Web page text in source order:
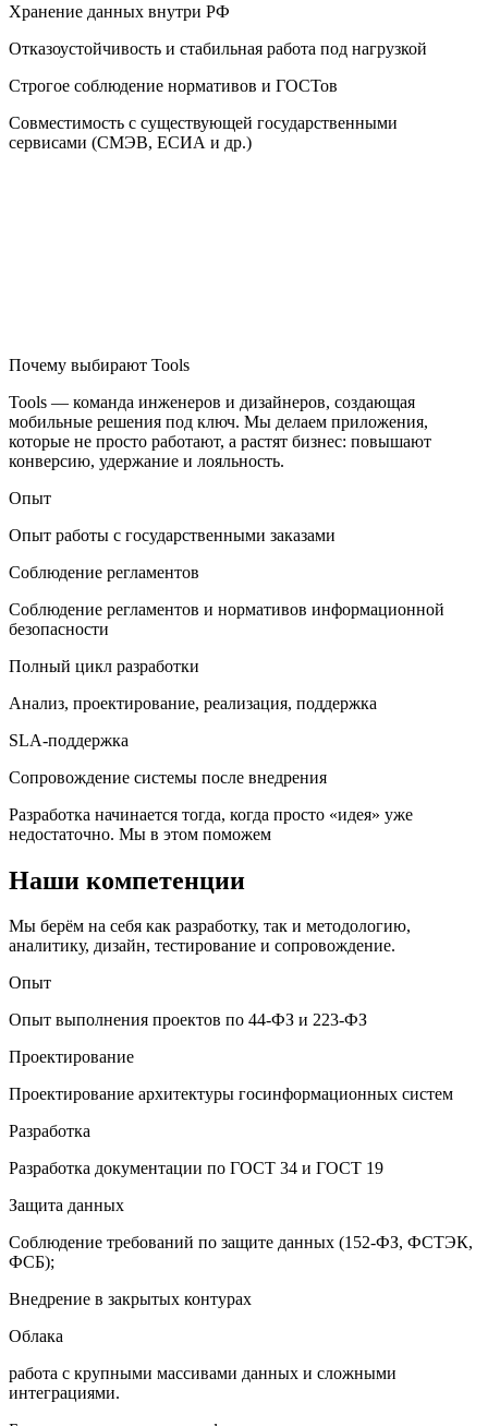
Хранение данных внутри РФ
Отказоустойчивость и стабильная работа под нагрузкой
Строгое соблюдение нормативов и ГОСТов
Совместимость с существующей государственными
сервисами (СМЭВ, ЕСИА и др.)
Почему выбирают Tools
Tools — команда инженеров и дизайнеров, создающая
мобильные решения под ключ. Мы делаем приложения,
которые не просто работают, а растят бизнес: повышают
конверсию, удержание и лояльность.
Опыт
Опыт работы с государственными заказами
Соблюдение регламентов
Соблюдение регламентов и нормативов информационной
безопасности
Полный цикл разработки
Анализ, проектирование, реализация, поддержка
SLA-поддержка
Сопровождение системы после внедрения
Разработка начинается тогда, когда просто «идея» уже
недостаточно. Мы в этом поможем
Наши компетенции
Мы берём на себя как разработку, так и методологию,
аналитику, дизайн, тестирование и сопровождение.
Опыт
Опыт выполнения проектов по 44-ФЗ и 223-ФЗ
Проектирование
Проектирование архитектуры госинформационных систем
Разработка
Разработка документации по ГОСТ 34 и ГОСТ 19
Защита данных
Соблюдение требований по защите данных (152-ФЗ, ФСТЭК,
ФСБ);
Внедрение в закрытых контурах
Облака
работа с крупными массивами данных и сложными
интеграциями.